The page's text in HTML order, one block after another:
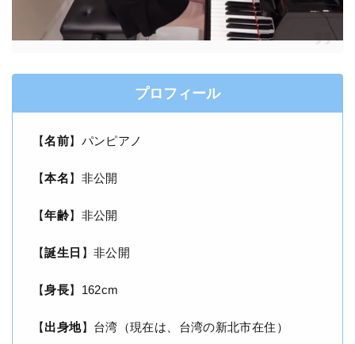
プロフィール
【名前】パンピアノ
【本名】非公開
【年齢】非公開
【誕生日 】非公開
【身長】162cm
【出身地】台湾（現在は、台湾の新北市在住）